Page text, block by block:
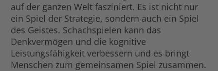
auf der ganzen Welt fasziniert. Es ist nicht nur
ein Spiel der Strategie, sondern auch ein Spiel
des Geistes. Schachspielen kann das
Denkvermögen und die kognitive
Leistungsfähigkeit verbessern und es bringt
Menschen zum gemeinsamen Spiel zusammen.